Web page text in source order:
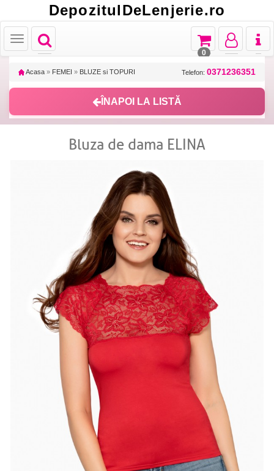
DepozitulDeLenjerie.ro
Toggle
navigation
Toggle
Toggle
navigation
Toggle
navigation
Toggle
navigation
0
Acasa » FEMEI » BLUZE si TOPURI Telefon: 0371236351
ÎNAPOI LA LISTĂ
Bluza de dama ELINA